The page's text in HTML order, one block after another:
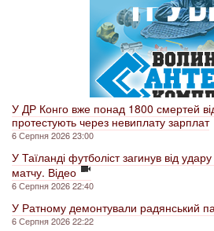
У ДР Конго вже понад 1800 смертей
протестують через невиплату зарплат
6 Серпня 2026 23:00
У Таїланді футболіст загинув від
матчу. Відео
6 Серпня 2026 22:40
У Ратному демонтували радянський
6 Серпня 2026 22:22